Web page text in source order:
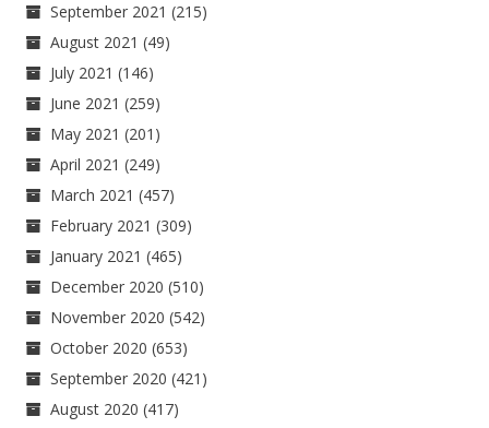
September 2021 (215)
August 2021 (49)
July 2021 (146)
June 2021 (259)
May 2021 (201)
April 2021 (249)
March 2021 (457)
February 2021 (309)
January 2021 (465)
December 2020 (510)
November 2020 (542)
October 2020 (653)
September 2020 (421)
August 2020 (417)